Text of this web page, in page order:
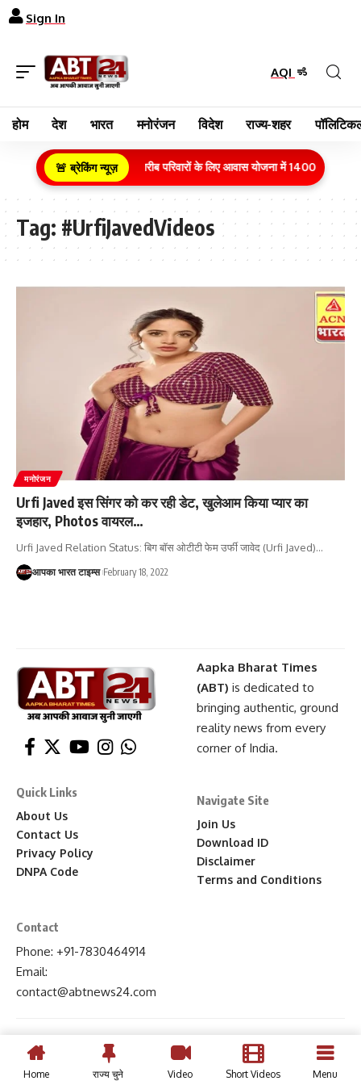
Sign In
AQI
होम देश भारत मनोरंजन विदेश राज्य-शहर
🚨 ब्रेकिंग न्यूज़
ग्रामीण क्षेत्र के गरीब परिवारों के लिए आवास योजना में 1400 करोड़
Tag: #UrfiJavedVideos
मनोरंजन
Urfi Javed इस सिंगर को कर रही डेट, खुलेआम किया प्यार का
इजहार, Photos वायरल…
Urfi Javed Relation Status: बिग बॉस ओटीटी फेम उर्फी जावेद (Urfi Javed)…
आपका भारत टाइम्स February 18, 2022
Aapka Bharat Times
(ABT) is dedicated to
bringing authentic, ground
reality news from every
corner of India.
Quick Links
About Us
Contact Us
Privacy Policy
DNPA Code
Navigate Site
Join Us
Download ID
Disclaimer
Terms and Conditions
Contact
Phone: +91-7830464914
Email:
contact@abtnews24.com
Home राज्य चुने Video Short Videos Menu